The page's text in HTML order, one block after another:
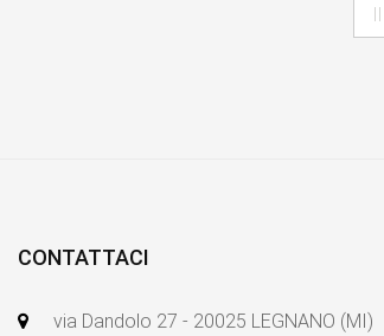
CONTATTACI
via Dandolo 27 - 20025 LEGNANO (MI)